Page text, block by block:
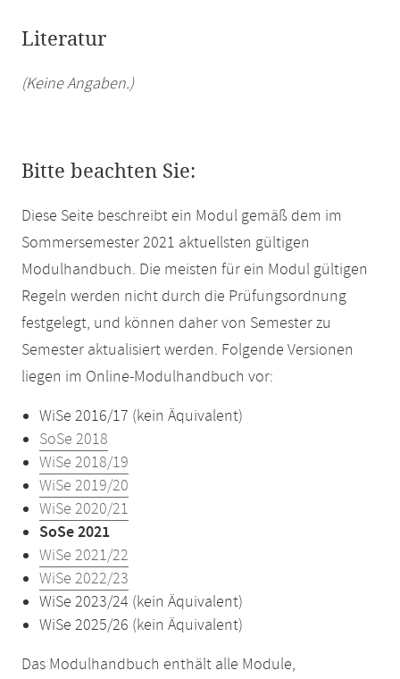
Literatur
(Keine Angaben.)
Bitte beachten Sie:
Diese Seite beschreibt ein Modul gemäß dem im
Sommersemester 2021 aktuellsten gültigen
Modulhandbuch. Die meisten für ein Modul gültigen
Regeln werden nicht durch die Prüfungsordnung
festgelegt, und können daher von Semester zu
Semester aktualisiert werden. Folgende Versionen
liegen im Online-Modulhandbuch vor:
WiSe 2016/17 (kein Äquivalent)
SoSe 2018
WiSe 2018/19
WiSe 2019/20
WiSe 2020/21
SoSe 2021
WiSe 2021/22
WiSe 2022/23
WiSe 2023/24 (kein Äquivalent)
WiSe 2025/26 (kein Äquivalent)
Das Modulhandbuch enthält alle Module,